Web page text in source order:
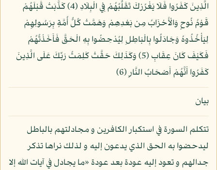
الَّذِينَ كَفَرُوا فَلَا يَغْرُرْكَ تَقَلُّبُهُمْ فِي الْبِلَادِ (4) كَذَّبَتْ قَبْلَهُمْ
قَوْمُ نُوحٍ وَالْأَحْزَابُ مِن بَعْدِهِمْ وَهَمَّتْ كُلُّ أُمَّةٍ بِرَسُولِهِمْ
لِيَأْخُذُوهُ وَجَادَلُوا بِالْبَاطِلِ لِيُدْحِضُوا بِهِ الْحَقَّ فَأَخَذْتُهُمْ
فَكَيْفَ كَانَ عِقَابِ (5) وَكَذَلِكَ حَقَّتْ كَلِمَتُ رَبِّكَ عَلَى الَّذِينَ
كَفَرُوا أَنَّهُمْ أَصْحَابُ النَّارِ (6)
بيان
تتكلم السورة في استكبار الكافرين و مجادلتهم بالباطل
ليدحضوا به الحق الذي يدعون إليه و لذلك نراها تذكر
جدالهم و تعود إليه عودة بعد عودة «ما يجادل في آيات الله إلا